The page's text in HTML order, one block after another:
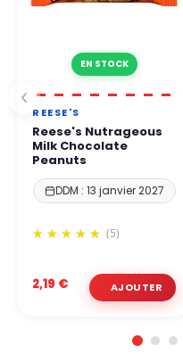
EN STOCK
REESE'S
Reese's Nutrageous
Milk Chocolate
Peanuts
DDM : 13 janvier 2027
(5)
2,19 €